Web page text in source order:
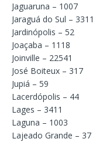
Jaguaruna – 1007
Jaraguá do Sul – 3311
Jardinópolis – 52
Joaçaba – 1118
Joinville – 22541
José Boiteux – 317
Jupiá – 59
Lacerdópolis – 44
Lages – 3411
Laguna – 1003
Lajeado Grande – 37